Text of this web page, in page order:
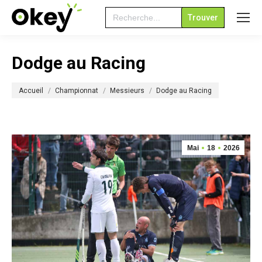
Search
for:
Dodge au Racing
Accueil Championnat Messieurs Dodge au Racing
Mai 18 2026